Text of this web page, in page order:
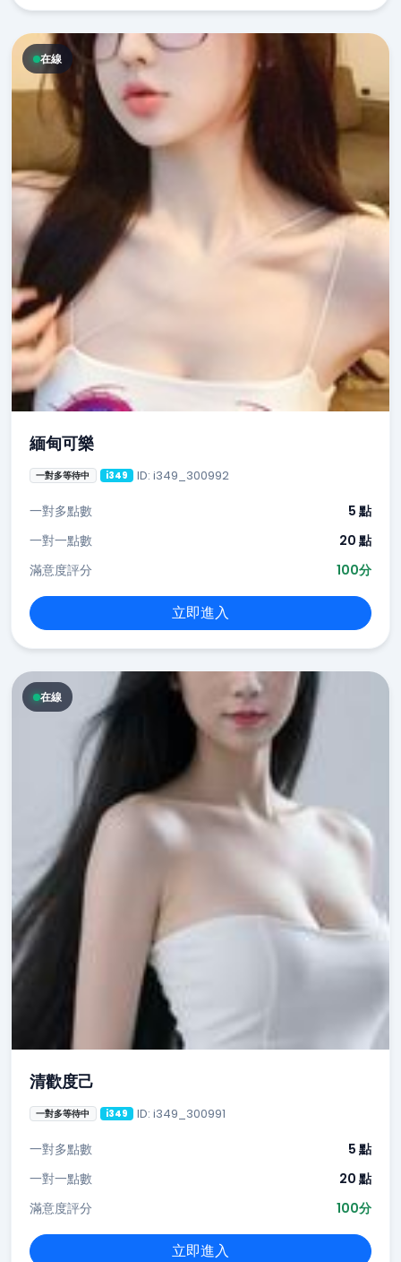
在線
緬甸可樂
一對多等待中 i349 ID: i349_300992
一對多點數
5 點
一對一點數
20 點
滿意度評分
100分
立即進入
在線
清歡度己
一對多等待中 i349 ID: i349_300991
一對多點數
5 點
一對一點數
20 點
滿意度評分
100分
立即進入